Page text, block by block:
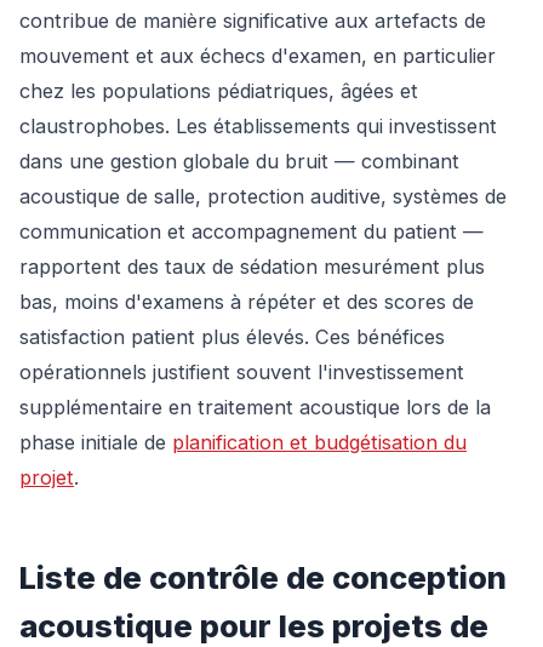
contribue de manière significative aux artefacts de
mouvement et aux échecs d'examen, en particulier
chez les populations pédiatriques, âgées et
claustrophobes. Les établissements qui investissent
dans une gestion globale du bruit — combinant
acoustique de salle, protection auditive, systèmes de
communication et accompagnement du patient —
rapportent des taux de sédation mesurément plus
bas, moins d'examens à répéter et des scores de
satisfaction patient plus élevés. Ces bénéfices
opérationnels justifient souvent l'investissement
supplémentaire en traitement acoustique lors de la
phase initiale de planification et budgétisation du
projet.
Liste de contrôle de conception
acoustique pour les projets de